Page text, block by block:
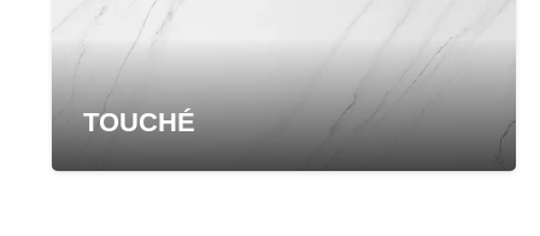
TOUCHÉ